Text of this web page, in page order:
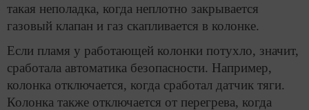
такая неполадка, когда неплотно закрывается
газовый клапан и газ скапливается в колонке.
Если пламя у работающей колонки потухло, значит,
сработала автоматика безопасности. Например,
колонка отключается, когда сработал датчик тяги.
Колонка также отключается от перегрева, когда